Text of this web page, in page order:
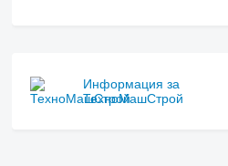
Информация за
ТехноМашСтрой